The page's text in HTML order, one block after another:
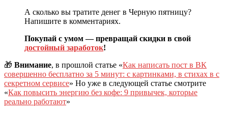
А сколько вы тратите денег в Черную пятницу?
Напишите в комментариях.
Покупай с умом — превращай скидки в свой
достойный заработок!
🎁 Внимание, в прошлой статье «Как написать пост в ВК
совершенно бесплатно за 5 минут: с картинками, в стихах в с
секретном сервисе» Но уже в следующей статье смотрите
«Как повысить энергию без кофе: 9 привычек, которые
реально работают»